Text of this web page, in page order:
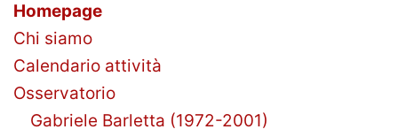
Homepage
Chi siamo
Calendario attività
Osservatorio
Gabriele Barletta (1972-2001)